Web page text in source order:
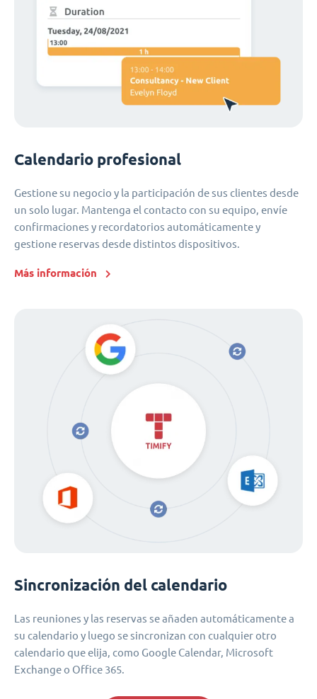
Calendario profesional
Gestione su negocio y la participación de sus clientes desde
un solo lugar. Mantenga el contacto con su equipo, envíe
confirmaciones y recordatorios automáticamente y
gestione reservas desde distintos dispositivos.
Más información
Sincronización del calendario
Las reuniones y las reservas se añaden automáticamente a
su calendario y luego se sincronizan con cualquier otro
calendario que elija, como Google Calendar, Microsoft
Exchange o Office 365.